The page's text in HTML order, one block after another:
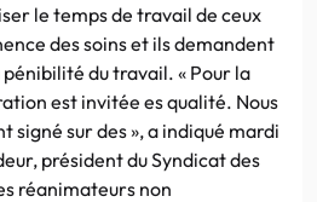
le temps de travail de ceux
des soins et ils demandent
du travail. « Pour la
est invitée es qualité. Nous
signé sur des », a indiqué mardi
président du Syndicat des
réanimateurs non